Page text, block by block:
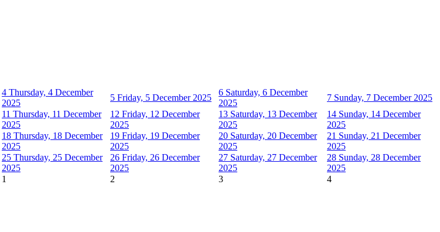
4 Thursday, 4 December
2025
5 Friday, 5 December 2025
6 Saturday, 6 December
2025
7 Sunday, 7 December 2025
11 Thursday, 11 December
2025
12 Friday, 12 December
2025
13 Saturday, 13 December
2025
14 Sunday, 14 December
2025
18 Thursday, 18 December
2025
19 Friday, 19 December
2025
20 Saturday, 20 December
2025
21 Sunday, 21 December
2025
25 Thursday, 25 December
2025
26 Friday, 26 December
2025
27 Saturday, 27 December
2025
28 Sunday, 28 December
2025
1 2 3 4